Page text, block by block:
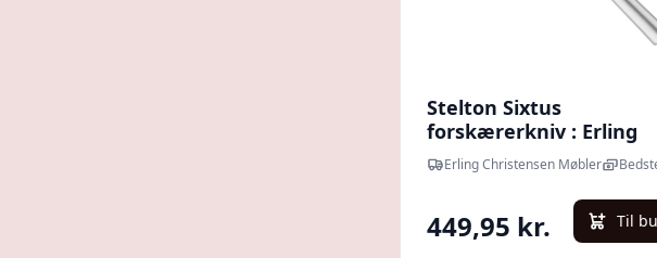
Stelton Sixtus
forskærerkniv : Erling
Christensen Møbler
Erling Christensen Møbler
449,95 kr. Til